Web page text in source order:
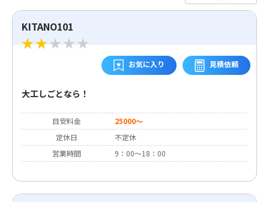
KITANO101
お気に入り 見積依頼
大工しごとなら！
目安料金
25000～
定休日
不定休
営業時間
9：00～18：00